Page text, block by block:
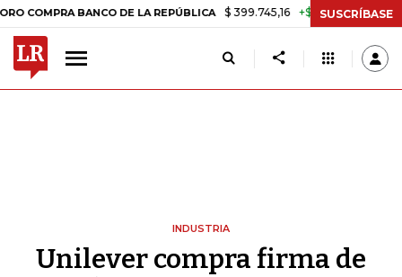
BANCO DE LA REPÚBLICA $ 399.745,16 +$ 2.295,71 +0,58%
SUSCRÍBASE
INDUSTRIA
Unilever compra firma de